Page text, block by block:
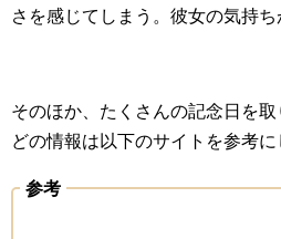
さを感じてしまう。彼女の気持ち
そのほか、たくさんの記念日を
どの情報は以下のサイトを参考に
参考